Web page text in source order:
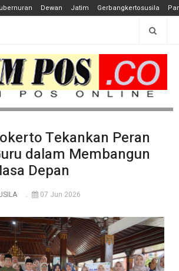
Dewan Jatim Gerbangkertosusila
Tekankan Peran
dalam Membangun
Depan
07 Jun 2026